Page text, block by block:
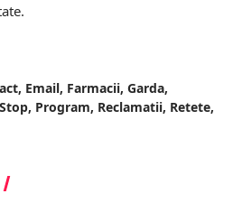
, Email, Farmacii, Garda,
, Program, Reclamatii, Retete,